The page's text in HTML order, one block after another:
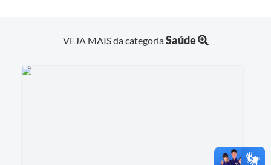
VEJA MAIS da categoriaSaúde